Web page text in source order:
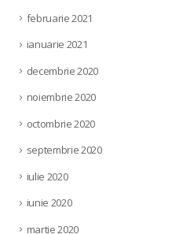
februarie 2021
ianuarie 2021
decembrie 2020
noiembrie 2020
octombrie 2020
septembrie 2020
iulie 2020
iunie 2020
martie 2020